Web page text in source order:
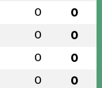
0 0
0 0
0 0
0 0